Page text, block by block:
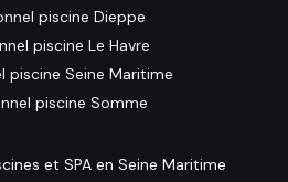
piscine Dieppe
piscine Le Havre
piscine Seine Maritime
piscine Somme
et SPA en Seine Maritime